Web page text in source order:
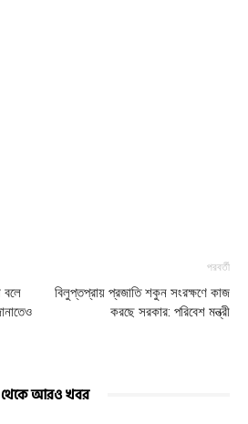
বলে
পরবর্তী
বিলুপ্তপ্রায় প্রজাতি শকুন সংরক্ষণে কাজ
করছে সরকার: পরিবেশ মন্ত্রী
থেকে আরও খবর